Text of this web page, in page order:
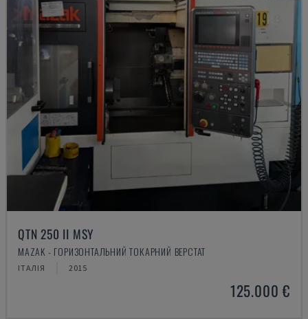
QTN 250 II MSY
MAZAK - ГОРИЗОНТАЛЬНИЙ ТОКАРНИЙ ВЕРСТАТ
ІТАЛІЯ 2015
125.000 €